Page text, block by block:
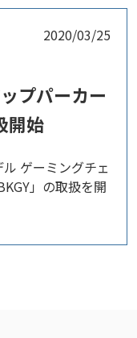
2020/03/25
プパーカー
開始
ゲーミングチェ
」の取扱を開